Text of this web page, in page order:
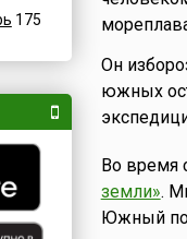
175
Он
южных
Во время
земли».
Южный